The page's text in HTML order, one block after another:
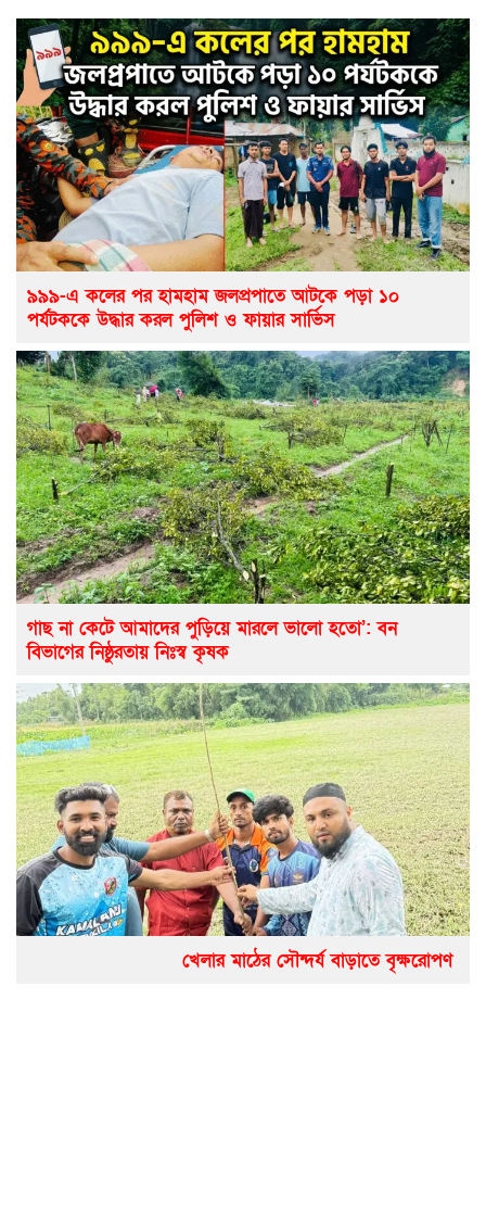
৯৯৯-এ কলের পর হামহাম জলপ্রপাতে আটকে পড়া ১০
পর্যটককে উদ্ধার করল পুলিশ ও ফায়ার সার্ভিস
গাছ না কেটে আমাদের পুড়িয়ে মারলে ভালো হতো’: বন
বিভাগের নিষ্ঠুরতায় নিঃস্ব কৃষক
খেলার মাঠের সৌন্দর্য বাড়াতে বৃক্ষরোপণ